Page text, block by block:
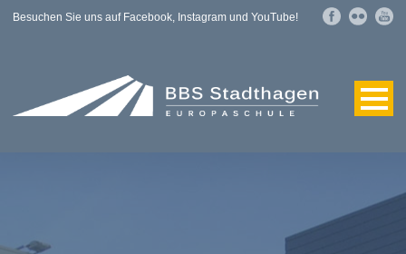
Besuchen Sie uns auf Facebook, Instagram und YouTube!